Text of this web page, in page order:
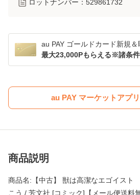
ロットナンバー： 529861732
au PAY ゴールドカード新規
最大23,000Pもらえる※諸条件
au PAY マーケットアプ
商品説明
商品名:【中古】 獣は高潔なエゴイスト
こう / 芳文社 [コミック]【メール便送料無